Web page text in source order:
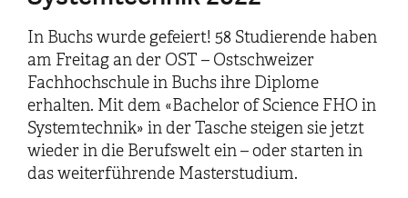
In Buchs wurde gefeiert! 58 Studierende haben
am Freitag an der OST – Ostschweizer
Fachhochschule in Buchs ihre Diplome
erhalten. Mit dem «Bachelor of Science FHO in
Systemtechnik» in der Tasche steigen sie jetzt
wieder in die Berufswelt ein – oder starten in
das weiterführende Masterstudium.